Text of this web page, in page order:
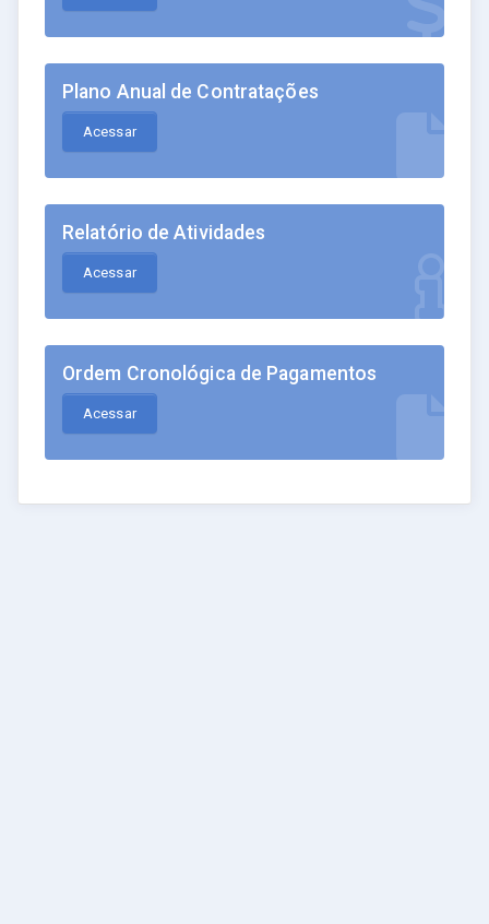
Plano Anual de Contratações
Acessar
Relatório de Atividades
Acessar
Ordem Cronológica de Pagamentos
Acessar